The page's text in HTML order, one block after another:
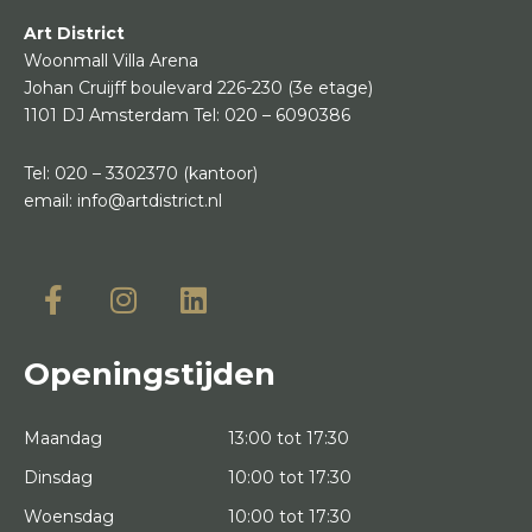
Art District
Woonmall Villa Arena
Johan Cruijff boulevard 226-230 (3e etage)
1101 DJ Amsterdam Tel: 020 – 6090386
Tel: 020 – 3302370 (kantoor)
email: info@artdistrict.nl
Openingstijden
Maandag
13:00 tot 17:30
Dinsdag
10:00 tot 17:30
Woensdag
10:00 tot 17:30